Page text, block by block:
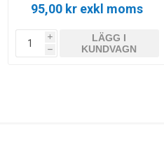
95,00 kr exkl moms
i
h
LÄGG I
KUNDVAGN